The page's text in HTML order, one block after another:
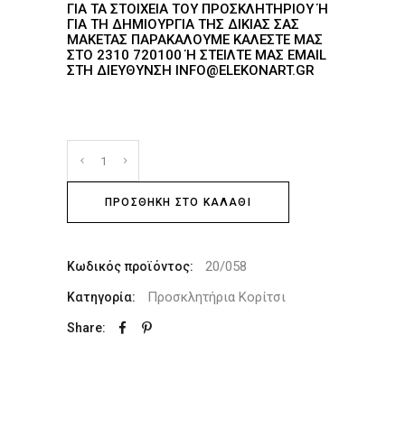
ΓΙΑ ΤΑ ΣΤΟΙΧΕΊΑ ΤΟΥ ΠΡΟΣΚΛΗΤΗΡΊΟΥ Ή Γ
ΙΑ ΤΗ ΔΗΜΙΟΥΡΓΊΑ ΤΗΣ ΔΙΚΙΆΣ ΣΑΣ Μ
ΑΚΈΤΑΣ ΠΑΡΑΚΑΛΟΎΜΕ ΚΑΛΈΣΤΕ ΜΑΣ Σ
ΤΟ 2310 720100 Ή ΣΤΕΊΛΤΕ ΜΑΣ EMAIL ΣΤ
Η ΔΙΕΎΘΥΝΣΗ INFO@ELEKONART.GR
ΠΡΟΣΘΉΚΗ ΣΤΟ ΚΑΛΆΘΙ
Κωδικός προϊόντος: 20/058
Κατηγορία: Προσκλητήρια Κορίτσι
Share: